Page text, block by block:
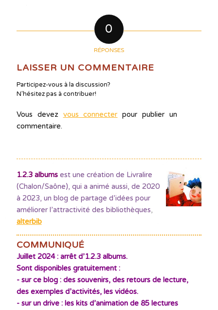
0
RÉPONSES
LAISSER UN COMMENTAIRE
Participez-vous à la discussion?
N'hésitez pas à contribuer!
Vous devez vous connecter pour publier un
commentaire.
1.2.3 albumsest une création de Livralire
(Chalon/Saône), qui a animé aussi, de 2020
à 2023, un blog de partage d’idées pour
améliorer l’attractivité des bibliothèques,
alterbib
COMMUNIQUÉ
Juillet 2024 : arrêt d’1.2.3 albums.
Sont disponibles gratuitement :
- sur ce blog : des souvenirs, des retours de lecture,
des exemples d’activités, les vidéos.
- sur un drive : les kits d’animation de 85 lectures